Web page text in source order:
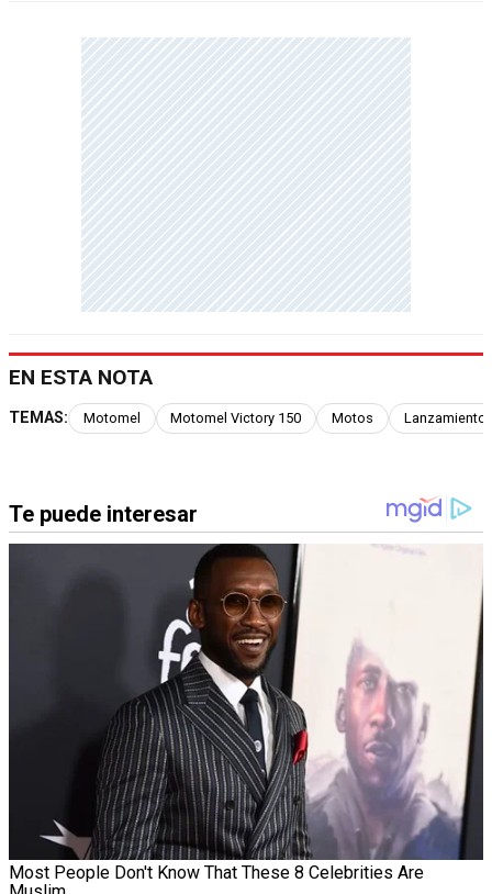
EN ESTA NOTA
TEMAS: Motomel Motomel Victory 150 Motos Lanzamiento